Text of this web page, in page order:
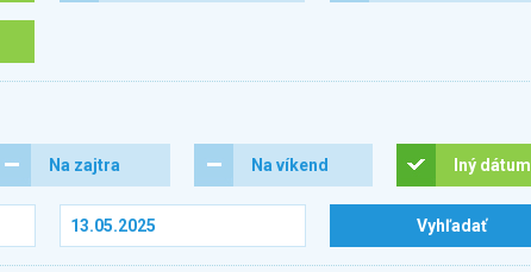
Na zajtra Na víkend Iný dátum